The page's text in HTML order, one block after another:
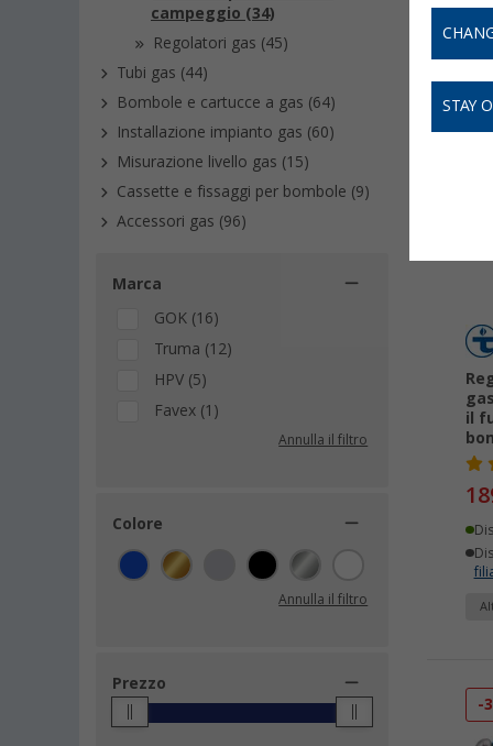
campeggio (34)
Regolatori gas (45)
Tubi gas (44)
Bombole e cartucce a gas (64)
Installazione impianto gas (60)
Misurazione livello gas (15)
Cassette e fissaggi per bombole (9)
Accessori gas (96)
Marca
GOK (16)
Truma (12)
HPV (5)
Favex (1)
Annulla il filtro
Colore
Annulla il filtro
Prezzo
su
il
-
STAY